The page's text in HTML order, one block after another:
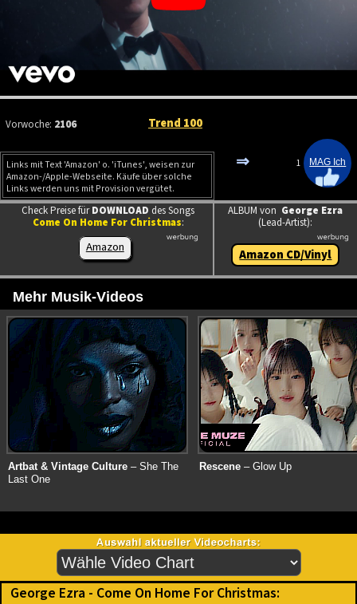
Vorwoche: 2106 Trend 100
Links mit Text 'Amazon' o. 'iTunes', weisen zur
Amazon-/Apple-Webseite. Käufe über solche
Links werden uns mit Provision vergütet.
⇒ 1
Check Preise fürDOWNLOAD des Songs
Come On Home For Christmas:
Amazon
ALBUM von George Ezra
(Lead-Artist):
Amazon CD/Vinyl
Mehr Musik-Videos
Artbat & Vintage Culture – She The
Last One
Rescene – Glow Up
George Ezra - Come On Home For Christmas: